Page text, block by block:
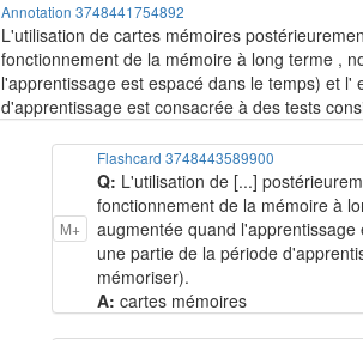
Annotation 3748441754892
L'utilisation de cartes mémoires
fonctionnement de la mémoire à long terme ,
l'apprentissage est espacé dans le temps) et
d'apprentissage est consacrée à des tests
M+
Flashcard 3748443589900
Q: L'utilisation de [...]
fonctionnement de la mémoire à
augmentée quand
une partie de la période
mémoriser).
A:cartes mémoires